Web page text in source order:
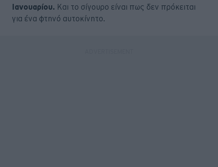
Ιανουαρίου. Και το σίγουρο είναι πως δεν πρόκειται
για ένα φτηνό αυτοκίνητο.